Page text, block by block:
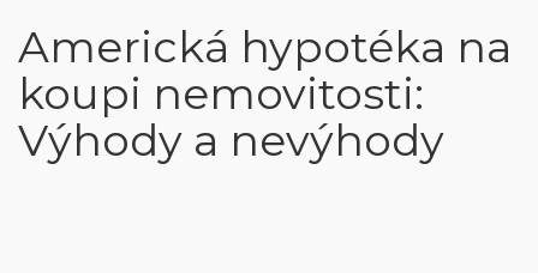
Americká hypotéka na
koupi nemovitosti:
Výhody a nevýhody